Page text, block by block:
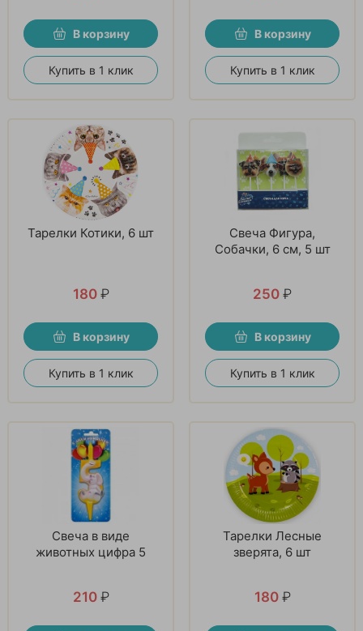
В корзину
Купить в 1 клик
В корзину
Купить в 1 клик
Тарелки Котики, 6 шт
180 ₽
В корзину
Купить в 1 клик
Свеча Фигура,
Собачки, 6 см, 5 шт
250 ₽
В корзину
Купить в 1 клик
Свеча в виде
животных цифра 5
210 ₽
Тарелки Лесные
зверята, 6 шт
180 ₽